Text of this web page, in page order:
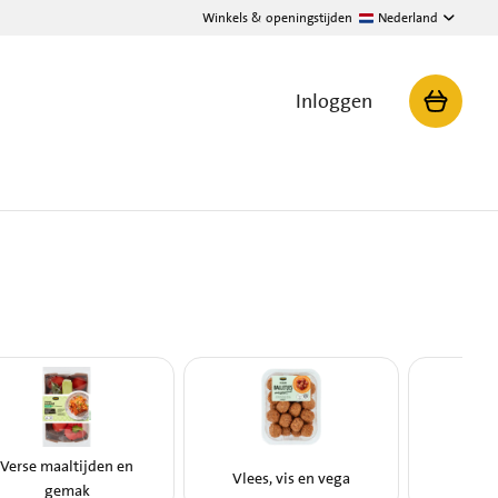
Winkels & openingstijden Nederland
Inloggen
Verse maaltijden en
gemak
Vlees, vis en vega